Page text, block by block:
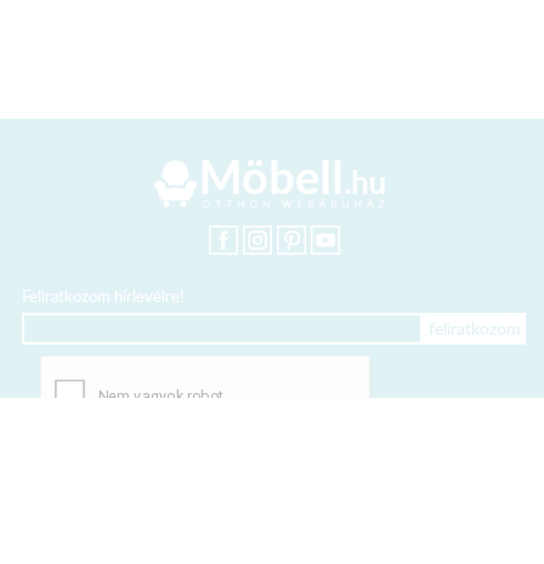
Feliratkozom hírlevélre!